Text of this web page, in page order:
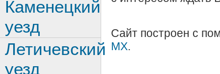
Сайт построен с
MX.
Каменецкий
уезд
Летичевский
уезд